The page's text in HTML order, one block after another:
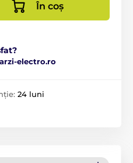
În coș
electro.ro
24 luni